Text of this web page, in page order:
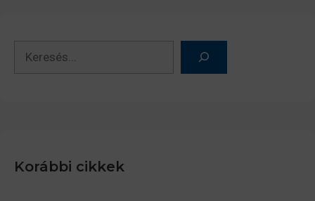
Korábbi cikkek